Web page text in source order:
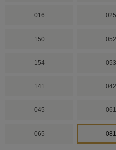
016 025
150 052
154 053
141 042
045 061
065 081